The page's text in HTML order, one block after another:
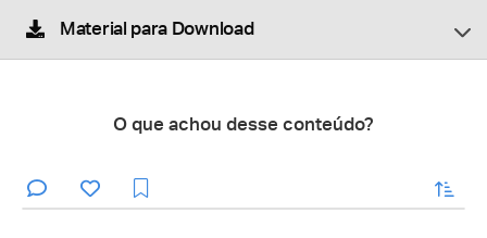
Material para Download
O que achou desse conteúdo?
enviar